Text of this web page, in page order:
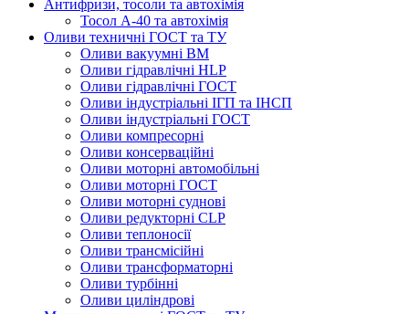
Антифризи, тосоли та автохімія
Тосол А-40 та автохімія
Оливи техничні ГОСТ та ТУ
Оливи вакуумні ВМ
Оливи гідравлічні HLP
Оливи гідравлічні ГОСТ
Оливи індустріальні ІГП та ІНСП
Оливи індустріальні ГОСТ
Оливи компресорні
Оливи консерваційні
Оливи моторні автомобільні
Оливи моторні ГОСТ
Оливи моторні суднові
Оливи редукторні CLP
Оливи теплоносії
Оливи трансмісійні
Оливи трансформаторні
Оливи турбінні
Оливи циліндрові